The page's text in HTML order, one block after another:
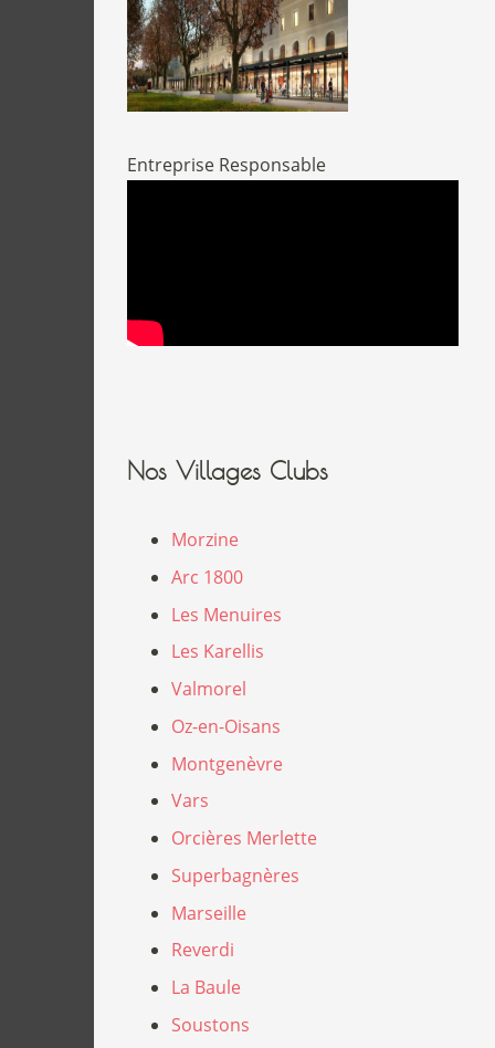
Entreprise Responsable
Nos Villages Clubs
Morzine
Arc 1800
Les Menuires
Les Karellis
Valmorel
Oz-en-Oisans
Montgenèvre
Vars
Orcières Merlette
Superbagnères
Marseille
Reverdi
La Baule
Soustons